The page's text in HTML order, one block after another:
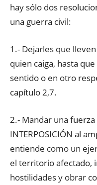
hay sólo dos
una guerra civil:
1.- Dejarles que
quien caiga, hasta
sentido o en otro
capítulo 2,7.
2.- Mandar una
INTERPOSICIÓN al
entiende como un
el territorio afectado,
hostilidades y obrar